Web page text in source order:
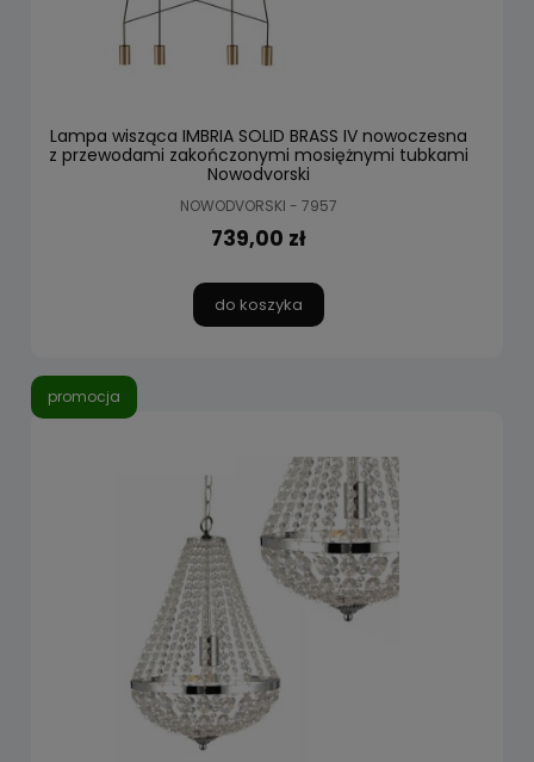
Lampa wisząca IMBRIA SOLID BRASS IV nowoczesna
z przewodami zakończonymi mosiężnymi tubkami
Nowodvorski
NOWODVORSKI - 7957
739,00 zł
do koszyka
promocja